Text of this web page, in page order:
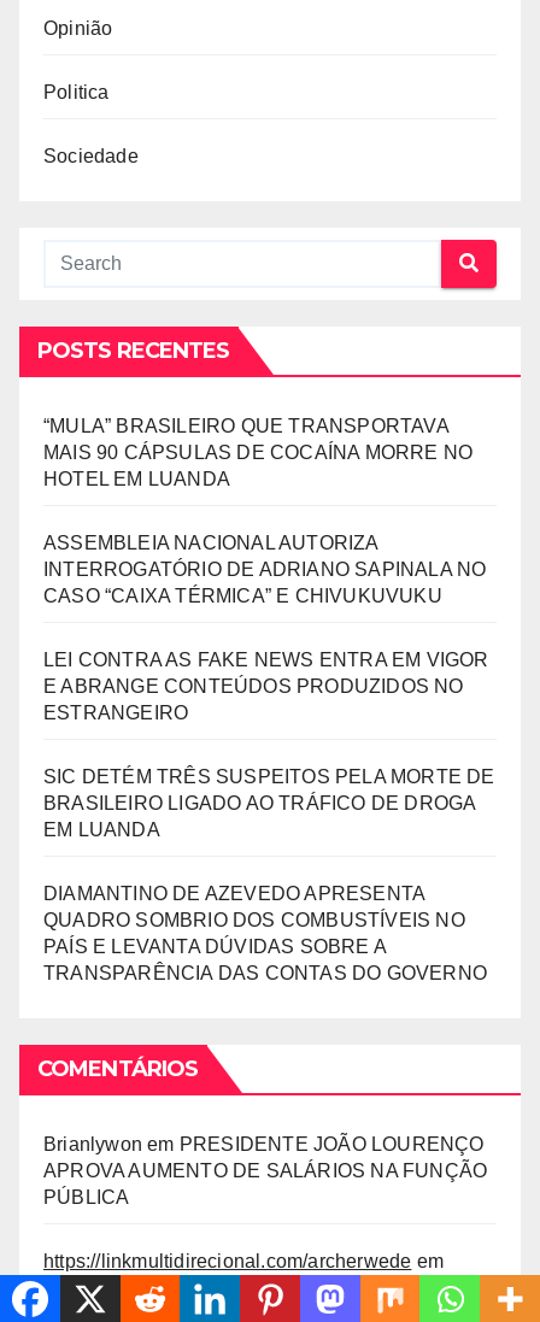
Opinião
Politica
Sociedade
POSTS RECENTES
“MULA” BRASILEIRO QUE TRANSPORTAVA
MAIS 90 CÁPSULAS DE COCAÍNA MORRE NO
HOTEL EM LUANDA
ASSEMBLEIA NACIONAL AUTORIZA
INTERROGATÓRIO DE ADRIANO SAPINALA NO
CASO “CAIXA TÉRMICA” E CHIVUKUVUKU
LEI CONTRA AS FAKE NEWS ENTRA EM VIGOR
E ABRANGE CONTEÚDOS PRODUZIDOS NO
ESTRANGEIRO
SIC DETÉM TRÊS SUSPEITOS PELA MORTE DE
BRASILEIRO LIGADO AO TRÁFICO DE DROGA
EM LUANDA
DIAMANTINO DE AZEVEDO APRESENTA
QUADRO SOMBRIO DOS COMBUSTÍVEIS NO
PAÍS E LEVANTA DÚVIDAS SOBRE A
TRANSPARÊNCIA DAS CONTAS DO GOVERNO
COMENTÁRIOS
Brianlywon em PRESIDENTE JOÃO LOURENÇO
APROVA AUMENTO DE SALÁRIOS NA FUNÇÃO
PÚBLICA
https://linkmultidirecional.com/archerwede em
GOVERNADOR JOSÉ MARTINS INAUGURA
ESCOLA DE 7 SALAS NO ÂMBITO DO PIIM NA